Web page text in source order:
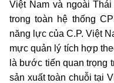
Việt Nam và ngoài
trong toàn hệ thống
năng lực của C.P. Việt
mực quản lý tích hợp
là bước tiến quan trọng
sản xuất toàn chuỗi tại